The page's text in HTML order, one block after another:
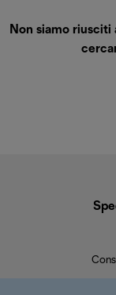
Non siamo riusciti